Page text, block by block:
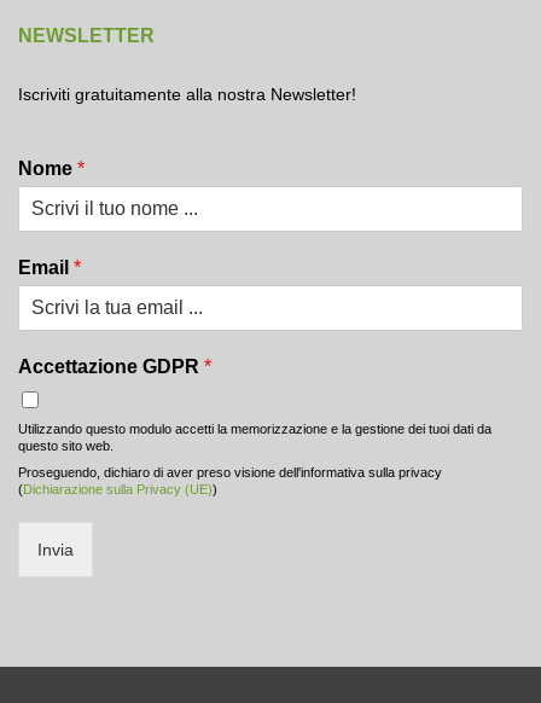
NEWSLETTER
Iscriviti gratuitamente alla nostra Newsletter!
Nome *
Email *
Accettazione GDPR *
Utilizzando questo modulo accetti la memorizzazione e la gestione dei tuoi dati da
questo sito web.
Proseguendo, dichiaro di aver preso visione dell'informativa sulla privacy
(Dichiarazione sulla Privacy (UE))
Invia